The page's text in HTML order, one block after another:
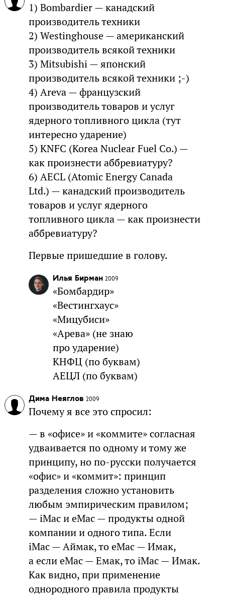
1) Bombardier — канадский
производитель техники
2) Westinghouse — американский
производитель всякой техники
3) Mitsubishi — японский
производитель всякой техники ;-)
4) Areva — французский
производитель товаров и услуг
ядерного топливного цикла (тут
интересно ударение)
5) KNFC (Korea Nuclear Fuel Co.) —
как произнести аббревиатуру?
6) AECL (Atomic Energy Canada
Ltd.) — канадский производитель
товаров и услуг ядерного
топливного цикла — как произнести
аббревиатуру?
Первые пришедшие в голову.
Илья Бирман 2009
«Бомбардир»
«Вестингхаус»
«Мицубиси»
«Арева» (не знаю
про ударение)
КНФЦ (по буквам)
АЕЦЛ (по буквам)
Дима Неяглов 2009
Почему я все это спросил:
— в «офисе» и «коммите» согласная
удваивается по одному и тому же
принципу, но по-русски получается
«офис» и «коммит»: принцип
разделения сложно установить
любым эмпирическим правилом;
— iMac и eMac — продукты одной
компании и одного типа. Если
iMac — Аймак, то eMac — Имак,
а если eMac — Емак, то iMac — Имак.
Как видно, при применение
однородного правила продукты